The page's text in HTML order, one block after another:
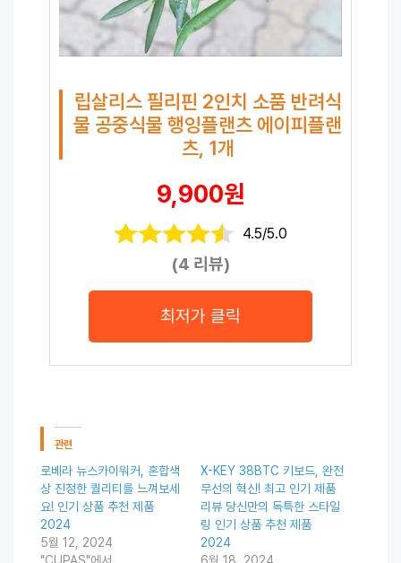
립살리스 필리핀 2인치 소품 반려식
물 공중식물 행잉플랜츠 에이피플랜
츠, 1개
9,900원
4.5/5.0
(4 리뷰)
최저가 클릭
관련
로베라 뉴스카이워커, 혼합색
상 진정한 퀄리티를 느껴보세
요! 인기 상품 추천 제품
2024
5월 12, 2024
X-KEY 38BTC 키보드, 완전
무선의 혁신! 최고 인기 제품
리뷰 당신만의 독특한 스타일
링 인기 상품 추천 제품
2024